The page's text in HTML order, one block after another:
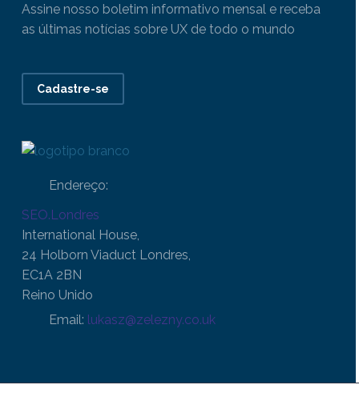
Assine nosso boletim informativo mensal e receba
as últimas notícias sobre UX de todo o mundo
Cadastre-se
Endereço:
SEO.Londres
International House,
24 Holborn Viaduct Londres,
EC1A 2BN
Reino Unido
Email: lukasz@zelezny.co.uk